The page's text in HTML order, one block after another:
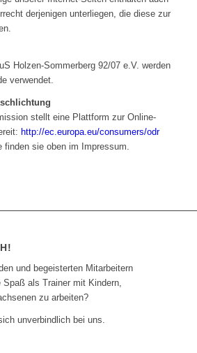
derjenigen unterliegen, die diese zur
Holzen-Sommerberg 92/07 e.V. werden
verwendet.
stellt eine Plattform zur Online-
http://ec.europa.eu/consumers/odr
finden sie oben im Impressum.
und begeisterten Mitarbeitern
als Trainer mit Kindern,
zu arbeiten?
unverbindlich bei uns.